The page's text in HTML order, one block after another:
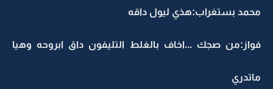
محمد بستغراب:هذي ليول داقه
فواز:من صجك ...اخاف بالغلط التليفون داق ابروحه وهيا
ماتدري